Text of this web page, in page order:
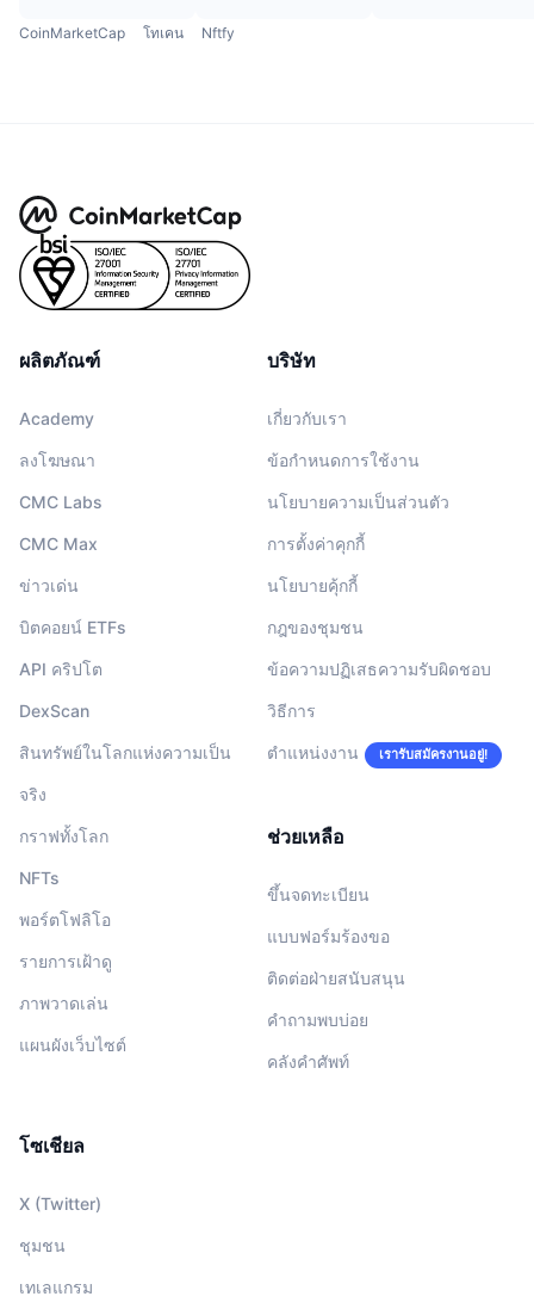
CoinMarketCap โทเคน Nftfy
ผลิตภัณฑ์
Academy
ลงโฆษณา
CMC Labs
CMC Max
ข่าวเด่น
บิตคอยน์ ETFs
API คริปโต
DexScan
สินทรัพย์ในโลกแห่งความเป็น
จริง
กราฟทั้งโลก
NFTs
พอร์ตโฟลิโอ
รายการเฝ้าดู
ภาพวาดเล่น
แผนผังเว็บไซต์
บริษัท
เกี่ยวกับเรา
ข้อกำหนดการใช้งาน
นโยบายความเป็นส่วนตัว
การตั้งค่าคุกกี้
นโยบายคุ้กกี้
กฎของชุมชน
ข้อความปฏิเสธความรับผิดชอบ
วิธีการ
ตำแหน่งงาน เรารับสมัครงานอยู่!
ช่วยเหลือ
ขึ้นจดทะเบียน
แบบฟอร์มร้องขอ
ติดต่อฝ่ายสนับสนุน
คำถามพบบ่อย
คลังคำศัพท์
โซเชียล
X (Twitter)
ชุมชน
เทเลแกรม